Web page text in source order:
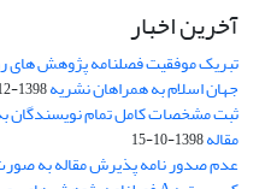
آخرین اخبار
تبریک موفقیت فصلنامه پژوهش های
جهان اسلام به همراهان نشریه1398-12-15
ثبت مشخصات کامل تمام نویسندگان
مقاله1398-10-15
عدم صدور نامه پذیرش مقاله به